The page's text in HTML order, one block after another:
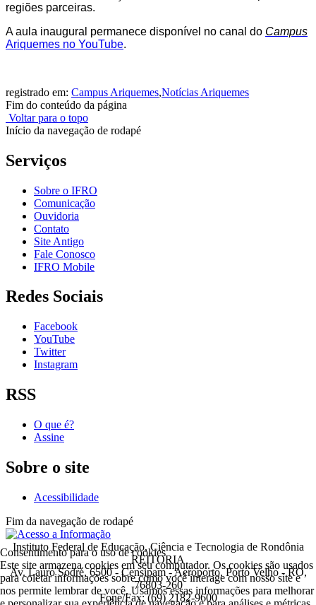
regiões parceiras.
A aula inaugural permanece disponível no canal do Campus
Ariquemes no YouTube.
registrado em: Campus Ariquemes,Notícias Ariquemes
Fim do conteúdo da página
Voltar para o topo
Início da navegação de rodapé
Serviços
Sobre o IFRO
Comunicação
Ouvidoria
Contato
Site Antigo
Fale Conosco
IFRO Mobile
Redes Sociais
Facebook
YouTube
Twitter
Instagram
RSS
O que é?
Assine
Sobre o site
Acessibilidade
Fim da navegação de rodapé
Instituto Federal de Educação, Ciência e Tecnologia de Rondônia
REITORIA
Av. Lauro Sodré, 6500 - Censipam - Aeroporto, Porto Velho - RO,
76803-260
Fone/Fax: (69) 2182-9600
Consentimento para o uso de cookies
Este site armazena cookies em seu computador. Os cookies são usados
para coletar informações sobre como você interage com nosso site e
nos permite lembrar de você. Usamos essas informações para melhorar